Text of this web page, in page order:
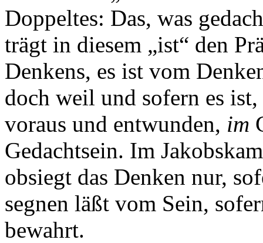
Doppeltes: Das, was
trägt in diesem „ist“ den
Denkens, es ist vom
doch weil und sofern es
voraus und entwunden, im
Gedachtsein. Im
obsiegt das Denken nur,
segnen läßt vom Sein,
bewahrt.